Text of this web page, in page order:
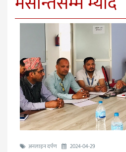
अनलाइन दर्पण 2024-04-29